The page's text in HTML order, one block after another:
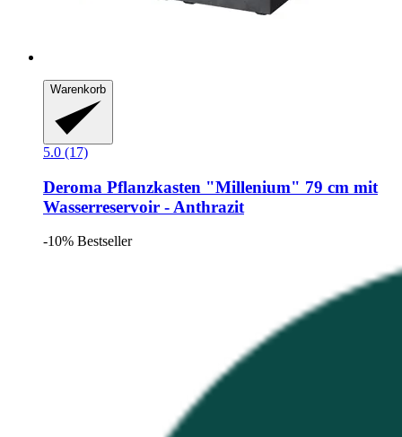
Warenkorb
5.0 (17)
Deroma Pflanzkasten "Millenium" 79 cm mit
Wasserreservoir -​ Anthrazit
-10% Bestseller